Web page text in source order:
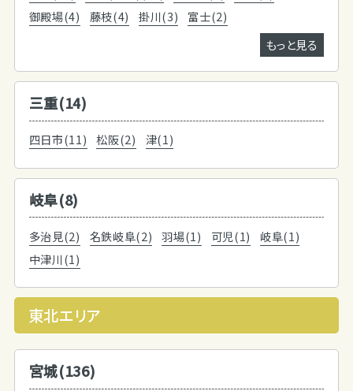
御殿場(4)
藤枝(4) 掛川(3)
富士(2)
もっと見る
三重(14)
四日市(11) 松阪(2) 津(1)
岐阜(8)
多治見(2) 名鉄岐阜(2) 羽場(1) 可児(1)
岐阜(1)
中津川(1)
東北エリア
宮城(136)